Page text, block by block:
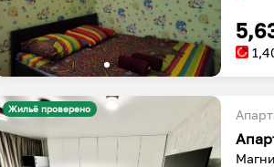
Жильё проверено